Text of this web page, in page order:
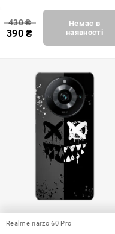
430₴
390₴
Немає в
наявності
Realme narzo 60 Pro